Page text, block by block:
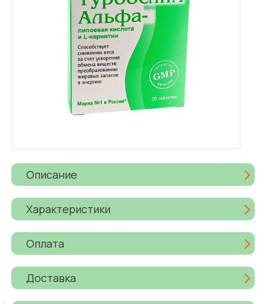
Описание
Характеристики
Оплата
Доставка